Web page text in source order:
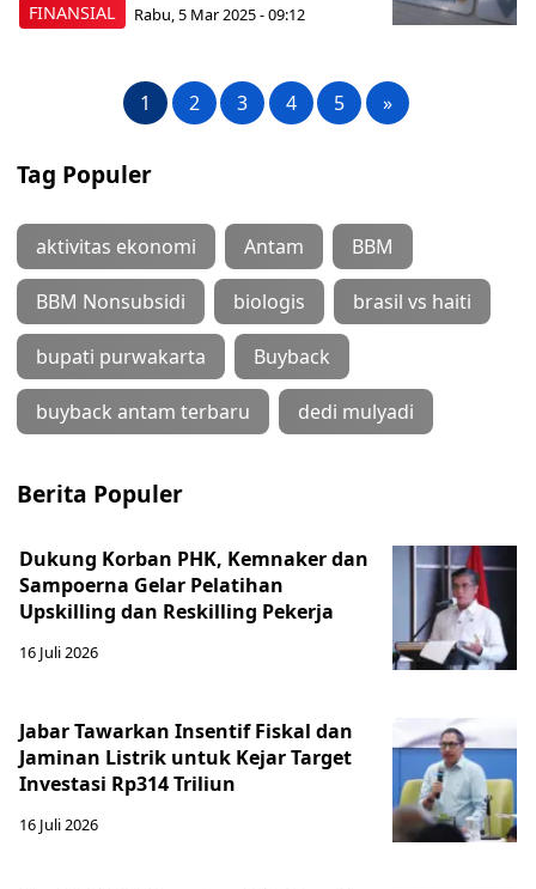
FINANSIAL Rabu, 5 Mar 2025 - 09:12
1 2 3 4 5 »
Tag Populer
aktivitas ekonomi Antam BBM
BBM Nonsubsidi biologis brasil vs haiti
bupati purwakarta Buyback
buyback antam terbaru dedi mulyadi
Berita Populer
Dukung Korban PHK, Kemnaker dan
Sampoerna Gelar Pelatihan
Upskilling dan Reskilling Pekerja
16 Juli 2026
Jabar Tawarkan Insentif Fiskal dan
Jaminan Listrik untuk Kejar Target
Investasi Rp314 Triliun
16 Juli 2026